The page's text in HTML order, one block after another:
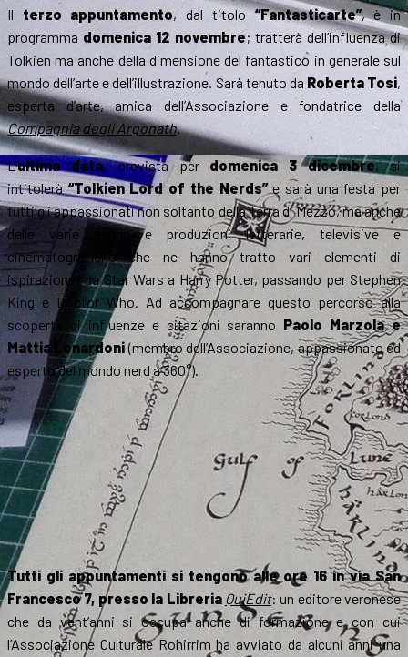
Il terzo appuntamento, dal titolo“Fantasticarte”, è in
programma domenica 12 novembre; tratterà dell’influenza di
Tolkien ma anche della dimensione del fantastico in generale sul
mondo dell’arte e dell’illustrazione. Sarà tenuto da Roberta Tosi,
esperta d’arte, amica dell’Associazione e fondatrice della
Compagnia degli Argonath.
L’ultima data, prevista per domenica 3 dicembre, si
intitolerà“Tolkien Lord of the Nerds”e sarà una festa per
tutti gli appassionati non soltanto della Terra di Mezzo, ma anche
delle varie saghe e produzioni letterarie, televisive e
cinematografiche che ne hanno tratto vari elementi di
ispirazione: da Star Wars a Harry Potter, passando per Stephen
King e Doctor Who. Ad accompagnare questo percorso alla
scoperta di influenze e citazioni saranno Paolo Marzola e
Mattia Lonardoni(membro dell’Associazione, appassionato ed
esperto del mondo nerd a 360°).
Tutti gli appuntamenti si tengono alle ore 16 in via San
Francesco 7, presso la Libreria QuiEdit: un editore veronese
che da vent’anni si occupa anche di formazione e con cui
l’Associazione Culturale Rohirrim ha avviato da alcuni anni una